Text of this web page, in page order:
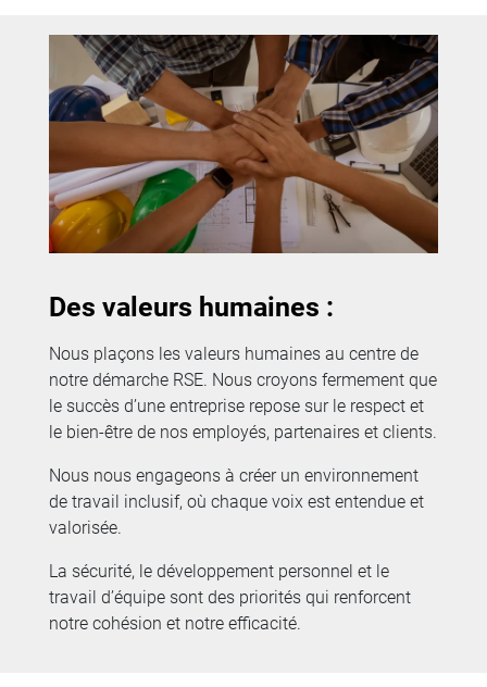
Des valeurs humaines :
Nous plaçons les valeurs humaines au centre de
notre démarche RSE. Nous croyons fermement que
le succès d’une entreprise repose sur le respect et
le bien-être de nos employés, partenaires et clients.
Nous nous engageons à créer un environnement
de travail inclusif, où chaque voix est entendue et
valorisée.
La sécurité, le développement personnel et le
travail d’équipe sont des priorités qui renforcent
notre cohésion et notre efficacité.